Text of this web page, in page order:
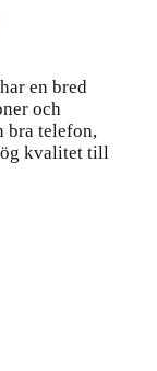
en bred
och
bra telefon,
kvalitet till